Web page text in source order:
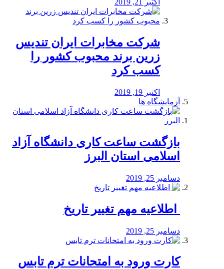
اکتبر 21, 2019
شرکت مخابرات ایران تندیس
زرین برند محبوب کشور را
کسب کرد
اکتبر 19, 2019
آزمایشگاه ها
بازگشت ساعت کاری دانشگاه آزاد
اسلامی استان البرز
دسامبر 25, 2019
️ اطلاعیه مهم تغییر تاریخ
دسامبر 25, 2019
کارت ورود به امتحانات ترم تابس